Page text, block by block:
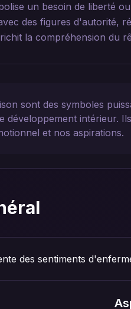
un besoin de liberté
des figures d'autorité,
la compréhension du
sont des symboles
développement intérieur.
et nos aspirations.
des sentiments